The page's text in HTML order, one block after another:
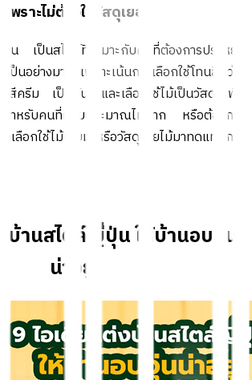
พราะไม่ต้องใช้วัสดุเยอะ
ปุ่น เป็นสไตล์ที่เหมาะกับคนที่ต้องการประหยัด
เป็นอย่างมาก เพราะเน้นการเลือกใช้โทนสีสว่าง
ครีม เป็นต้น และเลือกใช้ไม้เป็นวัสดุที่เพิ่ม
ำหรับคนที่มีงบประมาณไม่มาก หรือต้องการ
เลือกใช้ไม้เทียม หรือวัสดุลายไม้มาทดแทนการ
บ้านสไตล์ญี่ปุ่น ให้บ้านอบอุ่น
น่าอยู่